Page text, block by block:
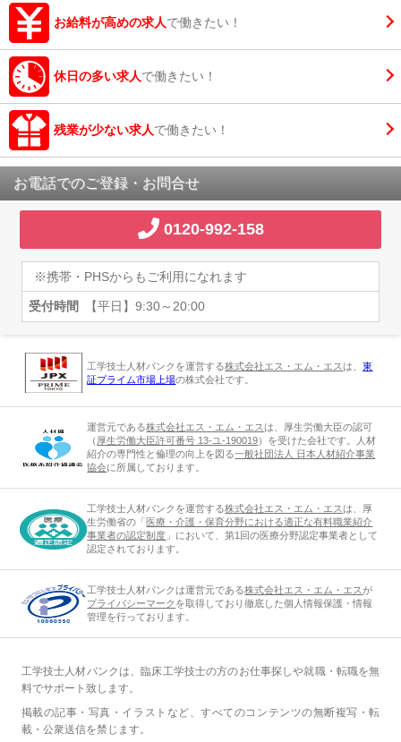
お給料が高めの求人で働きたい！
休日の多い求人で働きたい！
残業が少ない求人で働きたい！
お電話でのご登録・お問合せ
0120-992-158
※携帯・PHSからもご利用になれます
受付時間 【平日】9:30～20:00
工学技士人材バンクを運営する株式会社エス・エム・エスは、東
証プライム市場上場の株式会社です。
運営元である株式会社エス・エム・エスは、厚生労働大臣の認可
（ 厚生労働大臣許可番号 13-ユ-190019）を受けた会社です。人材
紹介の専門性と倫理の向上を図る一般社団法人 日本人材紹介事業
協会に所属しております。
工学技士人材バンクを運営する株式会社エス・エム・エスは、厚
生労働省の「 医療・介護・保育分野における適正な有料職業紹介
事業者の認定制度 」において、第1回の医療分野認定事業者として
認定されております。
工学技士人材バンクは運営元である株式会社エス・エム・エスが
プライバシーマーク を取得しており徹底した個人情報保護・情報
管理を行っております。
工学技士人材バンクは、臨床工学技士の方のお仕事探しや就職・転職を無
料でサポート致します。
掲載の記事・写真・イラストなど、すべてのコンテンツの無断複写・転
載・公衆送信を禁じます。